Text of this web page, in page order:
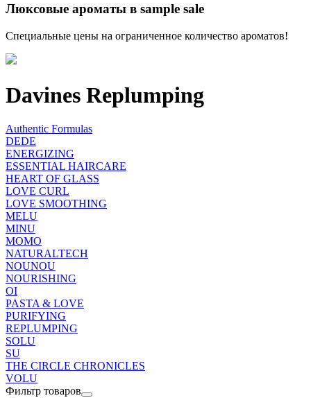
Люксовые ароматы в sample sale
Специальные цены на ограниченное количество ароматов!
Davines Replumping
Authentic Formulas
DEDE
ENERGIZING
ESSENTIAL HAIRCARE
HEART OF GLASS
LOVE CURL
LOVE SMOOTHING
MELU
MINU
MOMO
NATURALTECH
NOUNOU
NOURISHING
OI
PASTA & LOVE
PURIFYING
REPLUMPING
SOLU
SU
THE CIRCLE CHRONICLES
VOLU
Фильтр товаров